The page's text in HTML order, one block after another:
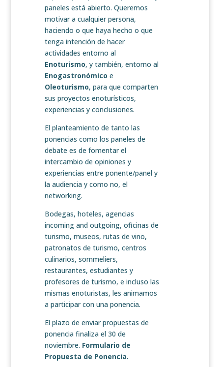
paneles está abierto. Queremos
motivar a cualquier persona,
haciendo o que haya hecho o que
tenga intención de hacer
actividades entorno al
Enoturismo, y también, entorno al
Enogastronómico e
Oleoturismo, para que comparten
sus proyectos enoturísticos,
experiencias y conclusiones.
El planteamiento de tanto las
ponencias como los paneles de
debate es de fomentar el
intercambio de opiniones y
experiencias entre ponente/panel y
la audiencia y como no, el
networking.
Bodegas, hoteles, agencias
incoming and outgoing, oficinas de
turismo, museos, rutas de vino,
patronatos de turismo, centros
culinarios, sommeliers,
restaurantes, estudiantes y
profesores de turismo, e incluso las
mismas enoturistas, les animamos
a participar con una ponencia.
El plazo de enviar propuestas de
ponencia finaliza el 30 de
noviembre. Formulario de
Propuesta de Ponencia.